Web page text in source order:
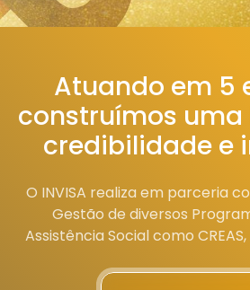
Atuando em 5
construímos
credibilidade e
O INVISA realiza em parceria
Gestão de diversos
Assistência Social como